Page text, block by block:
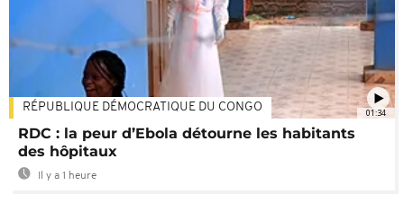
01:34
RÉPUBLIQUE DÉMOCRATIQUE DU CONGO
RDC : la peur d’Ebola détourne les habitants
des hôpitaux
Il y a 1 heure